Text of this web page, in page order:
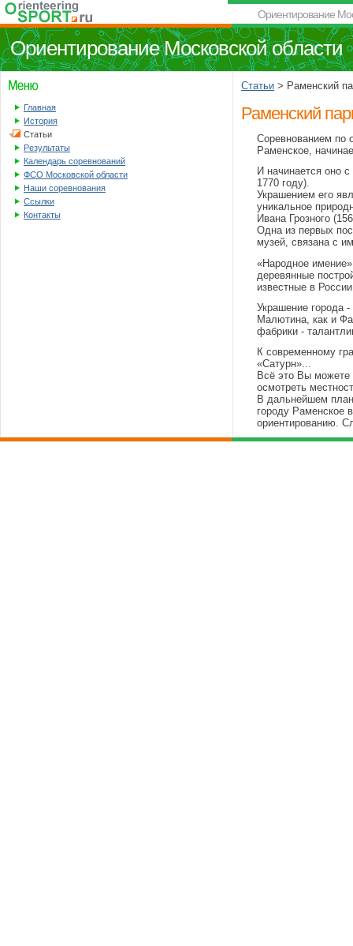
Ориентирование
Ориентирование Московской области
Главная
История
Статьи
Результаты
Календарь соревнований
ФСО Московской области
Наши соревнования
Ссылки
Контакты
Статьи > Раменский
Раменский
Соревнованием по
Раменское,
И начинается оно
1770 году).
Украшением его
уникальное
Ивана Грозного
Одна из первых
музей, связана с
«Народное
деревянные
известные в
Украшение города -
Малютина, как и
фабрики -
К современному
«Сатурн»...
Всё это Вы можете
осмотреть
В дальнейшем
городу Раменское
ориентированию.